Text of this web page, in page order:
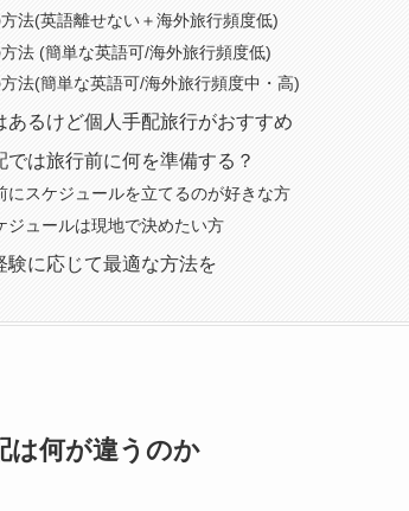
法(英語離せない＋海外旅行頻度低)
法 (簡単な英語可/海外旅行頻度低)
法(簡単な英語可/海外旅行頻度中・高)
あるけど個人手配旅行がおすすめ
では旅行前に何を準備する？
にスケジュールを立てるのが好きな方
ジュールは現地で決めたい方
験に応じて最適な方法を
は何が違うのか